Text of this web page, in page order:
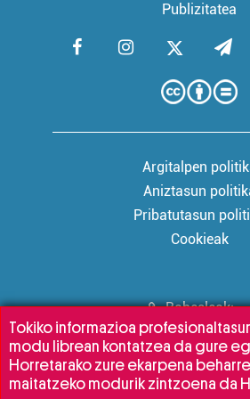
Publizitatea
Argitalpen
Aniztasun
Pribatutasun
Cookieak
Babesleak:
Tokiko informazioa
modu librean kontatzea da gure
Horretarako zure ekarpena
maitatzeko modurik zintzoena da